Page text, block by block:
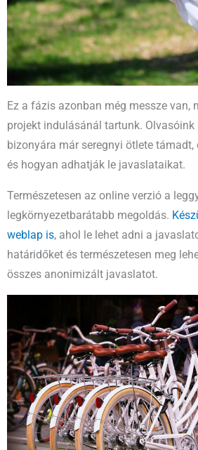
Ez a fázis azonban még messze van,
projekt indulásánál tartunk.
bizonyára már seregnyi ötlete támadt,
és hogyan adhatják le javaslataikat.
Természetesen az online verzió a
legkörnyezetbarátabb megoldás.
weblap is, ahol le lehet adni a
határidőket és természetesen meg
összes anonimizált javaslatot.